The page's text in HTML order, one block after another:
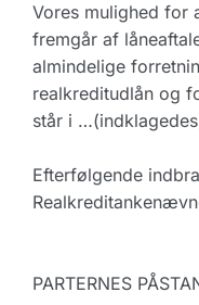
Vores mulighed
fremgår af
almindelige
realkreditudlån og
står i
Efterfølgende
PARTERNES